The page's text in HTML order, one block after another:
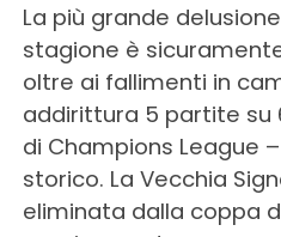
La più grande
stagione è
oltre ai fallimenti in
addirittura 5 partite su
di Champions League
storico. La Vecchia
eliminata dalla coppa